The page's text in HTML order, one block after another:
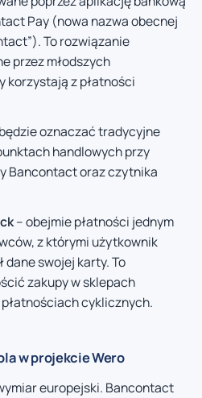
Pay (nowa nazwa obecnej
To rozwiązanie
przez młodszych
korzystają z płatności
oznaczać tradycyjne
handlowych przy
Bancontact oraz czytnika
– obejmie płatności jednym
z którymi użytkownik
dane swojej karty. To
zakupy w sklepach
cyklicznych.
w projekcie Wero
europejski. Bancontact